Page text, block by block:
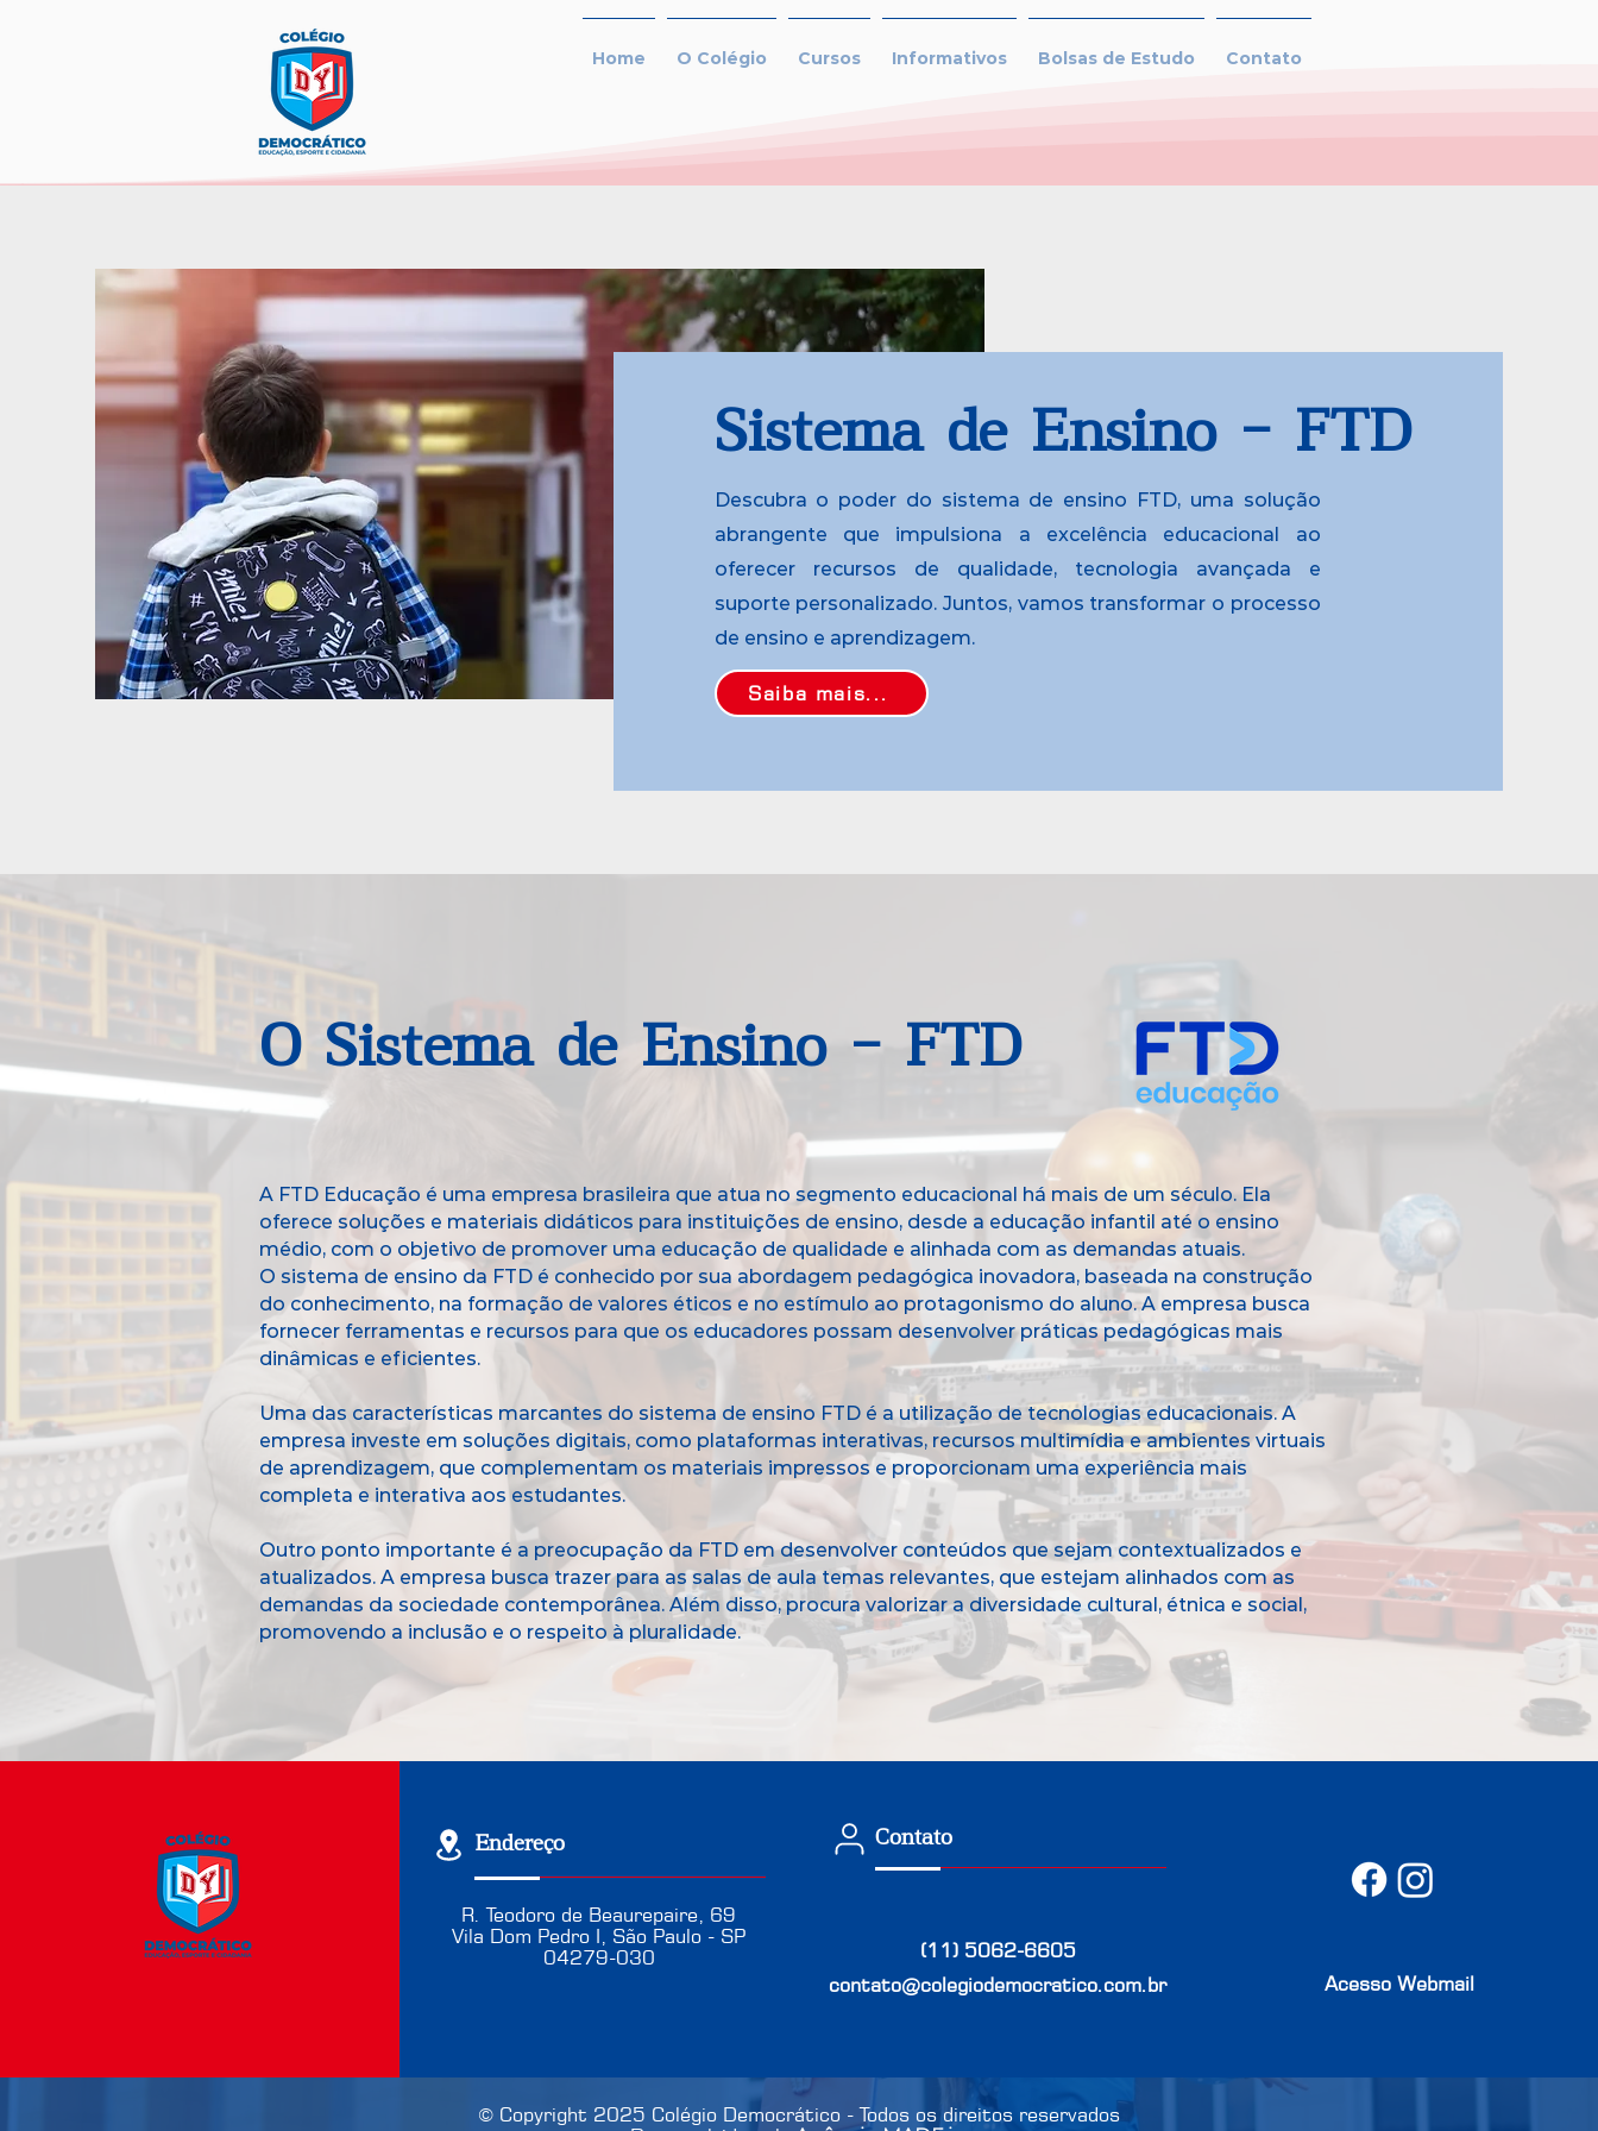
Home O Colégio Cursos Informativos Bolsas de Estudo Contato
Sistema de Ensino - FTD
Descubra o poder do sistema de ensino FTD, uma solução
abrangente que impulsiona a excelência educacional ao
oferecer recursos de qualidade, tecnologia avançada e
suporte personalizado. Juntos, vamos transformar o processo
de ensino e aprendizagem.
Saiba mais...
O Sistema de Ensino - FTD
A FTD Educação é uma empresa brasileira que atua no segmento educacional há mais de um século. Ela
oferece soluções e materiais didáticos para instituições de ensino, desde a educação infantil até o ensino
médio, com o objetivo de promover uma educação de qualidade e alinhada com as demandas atuais.
O sistema de ensino da FTD é conhecido por sua abordagem pedagógica inovadora, baseada na construção
do conhecimento, na formação de valores éticos e no estímulo ao protagonismo do aluno. A empresa busca
fornecer ferramentas e recursos para que os educadores possam desenvolver práticas pedagógicas mais
dinâmicas e eficientes.
Uma das características marcantes do sistema de ensino FTD é a utilização de tecnologias educacionais. A
empresa investe em soluções digitais, como plataformas interativas, recursos multimídia e ambientes virtuais
de aprendizagem, que complementam os materiais impressos e proporcionam uma experiência mais
completa e interativa aos estudantes.
Outro ponto importante é a preocupação da FTD em desenvolver conteúdos que sejam contextualizados e
atualizados. A empresa busca trazer para as salas de aula temas relevantes, que estejam alinhados com as
demandas da sociedade contemporânea. Além disso, procura valorizar a diversidade cultural, étnica e social,
promovendo a inclusão e o respeito à pluralidade.
Endereço
R. Teodoro de Beaurepaire, 69
Vila Dom Pedro I, São Paulo - SP
04279-030
Contato
(11) 5062-6605
contato@colegiodemocratico.com.br
Acesso Webmail
© Copyright 2025 Colégio Democrático - Todos os direitos reservados